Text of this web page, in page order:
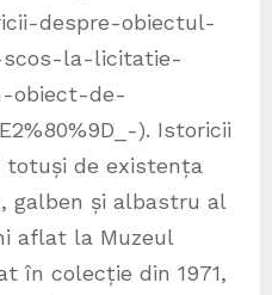
despre-obiectul-
la-licitatie-
obiect-de-
). Istoricii
de existența
galben și albastru al
aflat la Muzeul
în colecție din 1971,